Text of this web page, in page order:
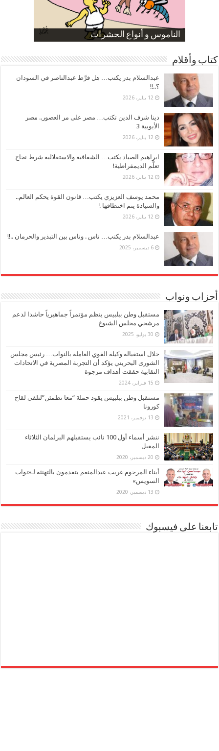
الناموس و أنواع الحشرات
الموظفين بعد ارتفاع الأسعار
ارتفاع نسبة الطلاق في مصر
صورة كاركاتيرية
صورة كاركاتيرية
كتاب وأقلام
عبدالسلام بدر يكتب… هل فرَّط عبدالناصر في السودان
؟..!!
12 يناير، 2026
دينا شرف الدين تكتب… مصر على مر العصور.. مصر
الأيوبية 3
12 يناير، 2026
ابراهيم الصياد يكتب… الشفافية والاستقلالية شرط نجاح
تعلُّم الديمقراطية!
12 يناير، 2026
محمد يوسف العزيزي يكتب… قانون القوة يحكم العالم..
والسيادة يتم اختطافها !
12 يناير، 2026
عبدالسلام بدر يكتب… ناس . وناس بين التبذير والحرمان ..!!
6 ديسمبر، 2025
أحزاب ونواب
مستقبل وطن ببلبيس ينظم مؤتمراً جماهيرياً حاشدا لدعم
مرشحي مجلس الشيوخ
30 يوليو، 2025
خلال استقباله وكيلة القوي العاملة بالنواب… رئيس مجلس
الشورى البحريني يؤكد أن التجربة المصرية في الاتحادات
النقابية حققت أهداف مرجوة
15 فبراير، 2024
مستقبل وطن ببلبيس يقود حملة “معا نطمئن”لتلقي لقاح
كورونا
13 نوفمبر، 2021
ننشر أسماء أول 100 نائب يستقبلهم البرلمان الثلاثاء
المقبل
20 ديسمبر، 2020
أبناء المرحوم غريب عبدالمنعم يتقدمون بالتهنئة لـ«نواب
السويس»
13 ديسمبر، 2020
تابعنا على فيسبوك